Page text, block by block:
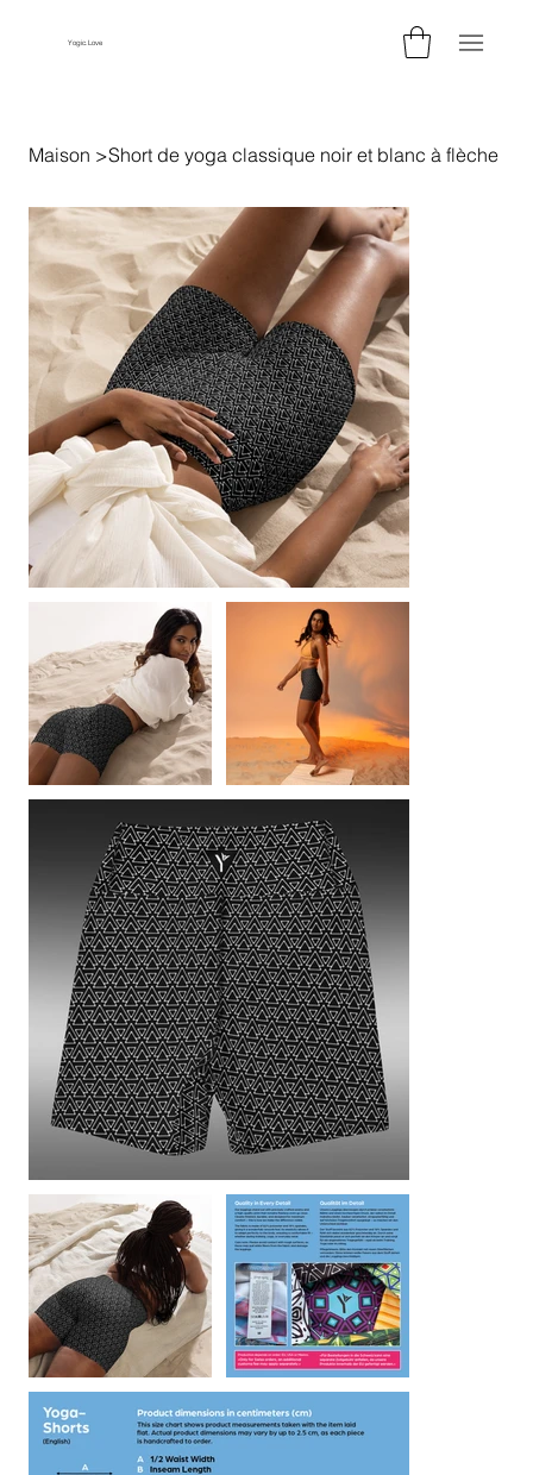
Yogic.Love
Maison >Short de yoga classique noir et blanc à flèche